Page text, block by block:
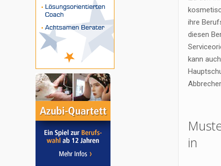
ihre
diesen
kann
in